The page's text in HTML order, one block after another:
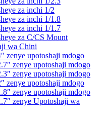
za inchi 1/2
za inchi 1/1.8
za inchi 1/1.7
za C/CS Mount
wa Chini
zenye upotoshaji mdogo
zenye upotoshaji mdogo
zenye upotoshaji mdogo
zenye upotoshaji mdogo
zenye upotoshaji mdogo
zenye Upotoshaji wa